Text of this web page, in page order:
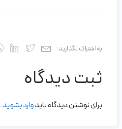
به اشتراک بگذارید:
ثبت دیدگاه
برای نوشتن دیدگاه بایدوارد بشوید.